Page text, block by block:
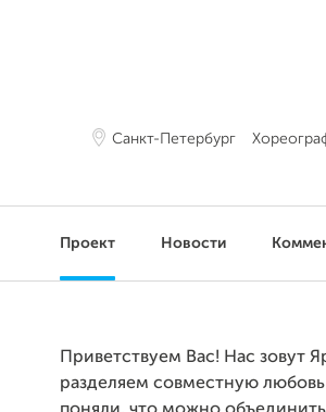
Санкт-Петербург
Проект Новости
Приветствуем Вас! Нас зовут
разделяем совместную